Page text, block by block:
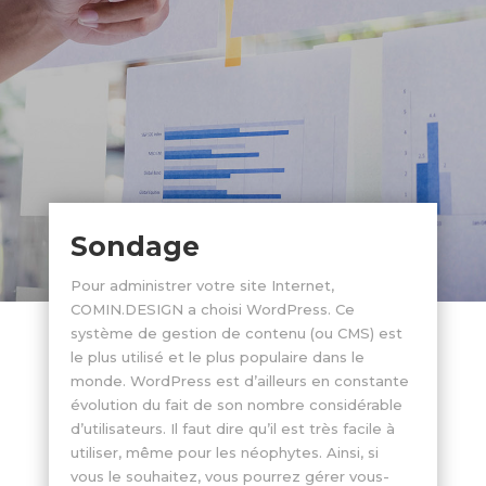
Sondage
Pour administrer votre site Internet,
COMIN.DESIGN a choisi WordPress. Ce
système de gestion de contenu (ou CMS) est
le plus utilisé et le plus populaire dans le
monde. WordPress est d’ailleurs en constante
évolution du fait de son nombre considérable
d’utilisateurs. Il faut dire qu’il est très facile à
utiliser, même pour les néophytes. Ainsi, si
vous le souhaitez, vous pourrez gérer vous-